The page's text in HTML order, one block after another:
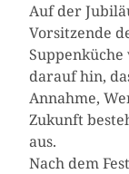
Auf der
Vorsitzende
darauf hin,
Annahme,
Zukunft
aus.
Nach dem